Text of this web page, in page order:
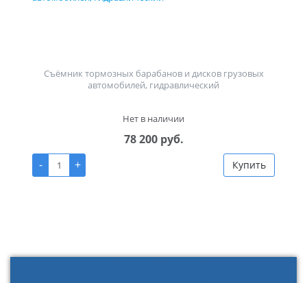
Съёмник тормозных барабанов и дисков грузовых
автомобилей, гидравлический
Нет в наличии
78 200 руб.
-
+ Купить